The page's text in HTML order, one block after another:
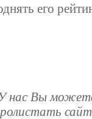
его
У нас Вы